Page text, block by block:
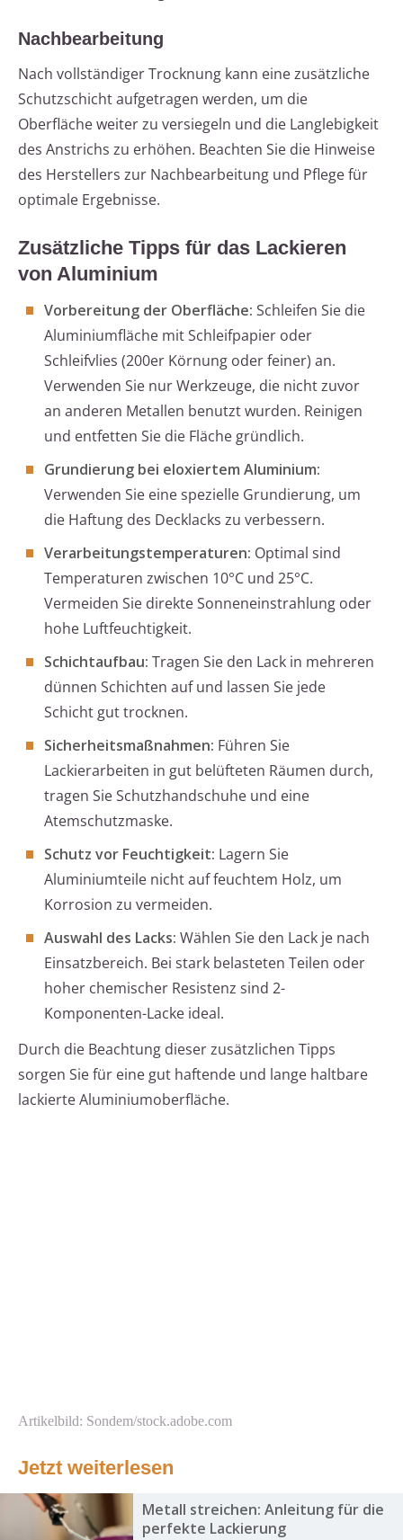
Nachbearbeitung
Nach vollständiger Trocknung kann eine zusätzliche
Schutzschicht aufgetragen werden, um die
Oberfläche weiter zu versiegeln und die Langlebigkeit
des Anstrichs zu erhöhen. Beachten Sie die Hinweise
des Herstellers zur Nachbearbeitung und Pflege für
optimale Ergebnisse.
Zusätzliche Tipps für das Lackieren
von Aluminium
Vorbereitung der Oberfläche: Schleifen Sie die
Aluminiumfläche mit Schleifpapier oder
Schleifvlies (200er Körnung oder feiner) an.
Verwenden Sie nur Werkzeuge, die nicht zuvor
an anderen Metallen benutzt wurden. Reinigen
und entfetten Sie die Fläche gründlich.
Grundierung bei eloxiertem Aluminium:
Verwenden Sie eine spezielle Grundierung, um
die Haftung des Decklacks zu verbessern.
Verarbeitungstemperaturen: Optimal sind
Temperaturen zwischen 10°C und 25°C.
Vermeiden Sie direkte Sonneneinstrahlung oder
hohe Luftfeuchtigkeit.
Schichtaufbau: Tragen Sie den Lack in mehreren
dünnen Schichten auf und lassen Sie jede
Schicht gut trocknen.
Sicherheitsmaßnahmen: Führen Sie
Lackierarbeiten in gut belüfteten Räumen durch,
tragen Sie Schutzhandschuhe und eine
Atemschutzmaske.
Schutz vor Feuchtigkeit: Lagern Sie
Aluminiumteile nicht auf feuchtem Holz, um
Korrosion zu vermeiden.
Auswahl des Lacks: Wählen Sie den Lack je nach
Einsatzbereich. Bei stark belasteten Teilen oder
hoher chemischer Resistenz sind 2-
Komponenten-Lacke ideal.
Durch die Beachtung dieser zusätzlichen Tipps
sorgen Sie für eine gut haftende und lange haltbare
lackierte Aluminiumoberfläche.
Artikelbild: Sondem/stock.adobe.com
Jetzt weiterlesen
Metall streichen: Anleitung für die
perfekte Lackierung